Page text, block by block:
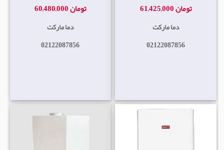
60,480,000 تومان
دما مارکت
02122087856
61,425,000 تومان
دما مارکت
02122087856